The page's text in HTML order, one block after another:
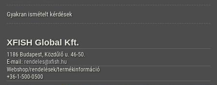
Gyakran ismételt kérdések
XFISH Global Kft.
1186 Budapest, Közdűlő u. 46-50.
E-mail: rendeles@xfish.hu
Webshop/rendelések/termékinformáció
+36-1-500-0500